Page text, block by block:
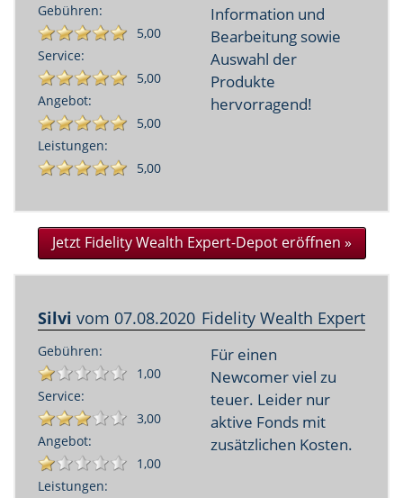
Gebühren:
5,00
Service:
5,00
Angebot:
5,00
Leistungen:
5,00
Information und
Bearbeitung sowie
Auswahl der
Produkte
hervorragend!
Jetzt Fidelity Wealth Expert-Depot eröffnen »
Silvi vom 07.08.2020 Fidelity Wealth Expert
Gebühren:
1,00
Service:
3,00
Angebot:
1,00
Leistungen:
Für einen
Newcomer viel zu
teuer. Leider nur
aktive Fonds mit
zusätzlichen Kosten.